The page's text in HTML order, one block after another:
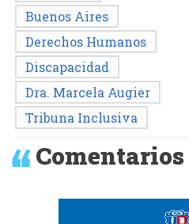
Buenos Aires
Derechos Humanos
Discapacidad
Dra. Marcela Augier
Tribuna Inclusiva
Comentarios